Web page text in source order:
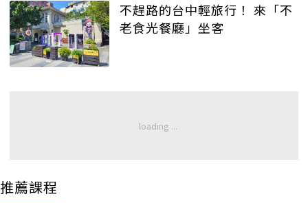
不趕路的台中輕旅行！ 來「不
老食光餐廳」坐客
推薦課程